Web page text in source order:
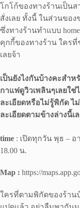
โกโก้ของทางร้านเป็น
สั่งเลย ทั้งนี้ ในส่วนขอ
ซึ่งทางร้านทำแบบ
คุกกี้ของทางร้าน ใคร
เลยจ้า
เป็นยังไงกันบ้างคะสำ
กาแฟดูวิวเพลินๆเลยใ
ละเอียดหรือไม่รู้พิกัด ไ
ละเอียดตามข้างล่างนี้เล
time : เปิดทุกวัน พุธ – อ
18.00 น.
Map : https://
ใครที่ตามพิกัดของร้าน